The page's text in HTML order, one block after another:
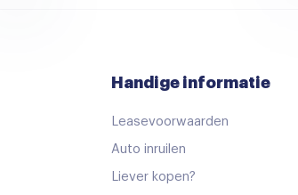
Handige informatie
Leasevoorwaarden
Auto inruilen
Liever kopen?